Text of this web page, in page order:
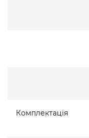
Комплектація